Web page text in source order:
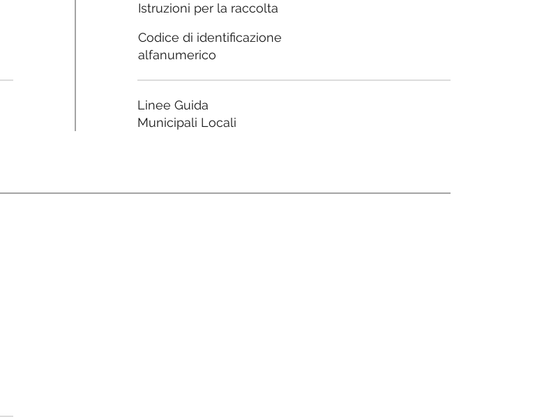
Istruzioni per la raccolta
Codice di identificazione
alfanumerico
Linee Guida
Municipali Locali